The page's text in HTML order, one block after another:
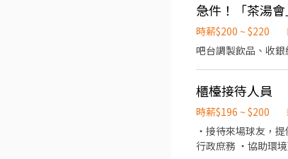
03:30（夜間跨日班
駛者 ✔️ 一天須跑點
業。 . ‼️ 請特別注意
複提問 🔸無法配合
迎透過以下方式應
單:https://reurl.cc/
夜班工讀」, 等候顧
👉 查看更多職缺：
$350！** 👉 查看
最高$289!👇 👉 查
多(丸亀製麵)
急件！「茶湯
時薪$200 ~ $220
吧台調製飲品、收
櫃檯接待人員
時薪$196 ~ $200
・接待來場球友，
行政庶務 ・協助環